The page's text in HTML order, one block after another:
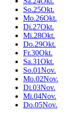
So.25Okt.
Mo.26Okt.
Di.27Okt.
Mi.28Okt.
Do.29Okt.
Fr.30Okt.
Sa.31Okt.
So.01Nov.
Mo.02Nov.
Di.03Nov.
Mi.04Nov.
Do.05Nov.